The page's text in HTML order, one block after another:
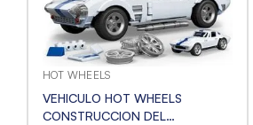
HOT WHEELS
VEHICULO HOT WHEELS
CONSTRUCCION DEL